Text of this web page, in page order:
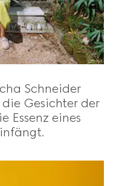
Schneider
Gesichter der
Essenz eines